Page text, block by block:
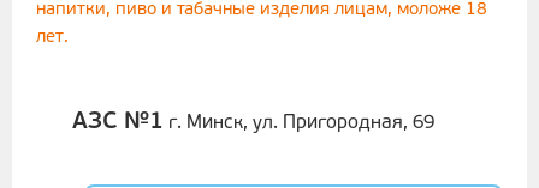
напитки, пиво и табачные изделия лицам, моложе 18
лет.
АЗС №1 г. Минск, ул. Пригородная, 69